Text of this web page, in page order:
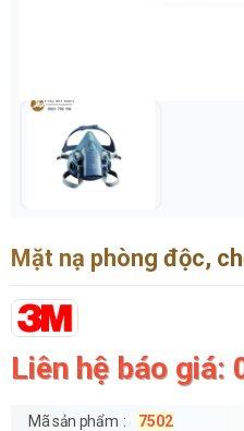
Mặt nạ phòng độc,
Liên hệ báo giá:
Mã sản phẩm
7502